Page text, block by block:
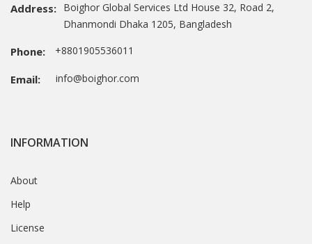
Address: Boighor Global Services Ltd House 32, Road 2,
Dhanmondi Dhaka 1205, Bangladesh
Phone: +8801905536011
Email: info@boighor.com
INFORMATION
About
Help
License